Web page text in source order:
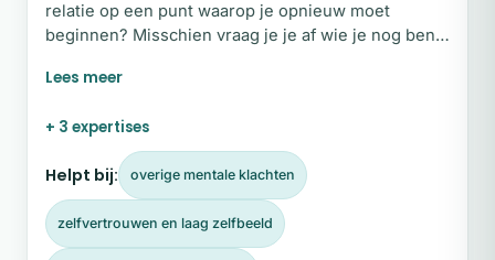
relatie op een punt waarop je opnieuw moet
beginnen? Misschien vraag je je af wie je nog bent,
naar geluk. Ik help je van overleven naar opnieuw
+ 3 expertises
Helpt bij: overige mentale klachten
zelfvertrouwen en laag zelfbeeld